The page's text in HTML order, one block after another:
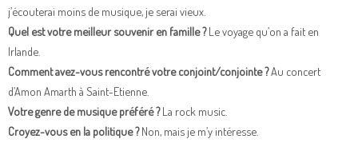
j’écouterai moins de musique, je serai vieux.
Quel est votre meilleur souvenir en famille ?Le voyage qu’on a fait en
Irlande.
Comment avez-vous rencontré votre conjoint/conjointe ?Au concert
d’Amon Amarth à Saint-Etienne.
Votre genre de musique préféré ?La rock music.
Croyez-vous en la politique ?Non, mais je m’y intéresse.